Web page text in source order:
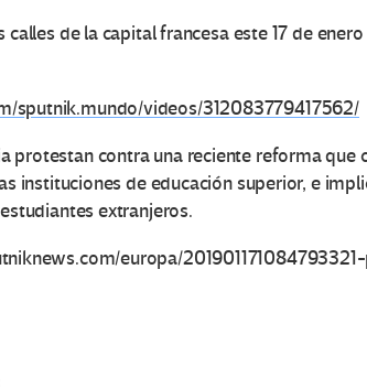
calles de la capital francesa este 17 de
sputnik.mundo/videos/312083779417562/
protestan contra una reciente reforma que
instituciones de educación superior, e
extranjeros.
europa/